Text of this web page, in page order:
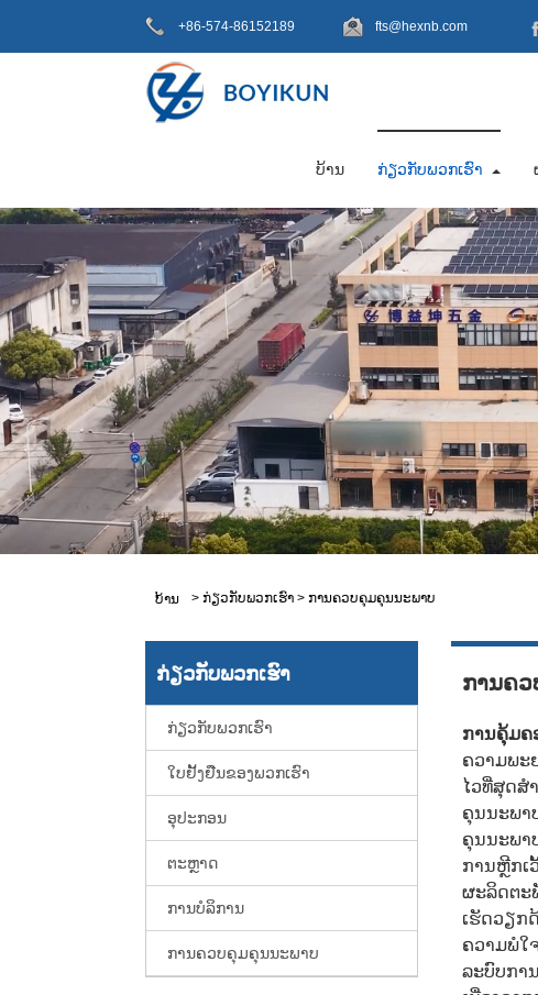
+86-574-86152189 fts@hexnb.com
ບ້ານ ກ່ຽວກັບພວກເຮົາ
ບ້ານ > ກ່ຽວກັບພວກເຮົາ > ການຄວບຄຸມຄຸນນະພາບ
ກ່ຽວກັບພວກເຮົາ
ກ່ຽວກັບພວກເຮົາ
ໃບຢັ້ງຢືນຂອງພວກເຮົາ
ອຸປະກອນ
ຕະຫຼາດ
ການບໍລິການ
ການຄວບຄຸມຄຸນນະພາບ
ການຄ
ການຄຸ້ມຄ
ຄວາມພະ
ໄວທີ່ສຸດສໍ
ຄຸນນະພາ
ຄຸນນະພາ
ການຫຼີກເ
ຜະລິດຕະ
ເຮັດວຽກ
ຄວາມພໍໃ
ລະບົບກາ